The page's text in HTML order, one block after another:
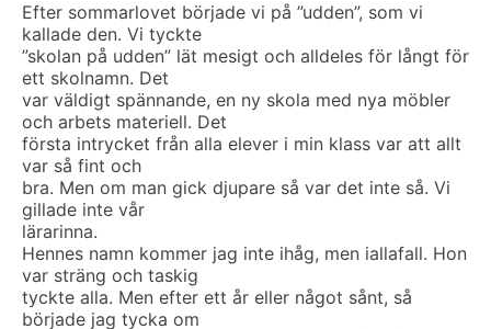
Efter sommarlovet började vi på ”udden”, som vi
kallade den. Vi tyckte
”skolan på udden” lät mesigt och alldeles för långt för
ett skolnamn. Det
var väldigt spännande, en ny skola med nya möbler
och arbets materiell. Det
första intrycket från alla elever i min klass var att allt
var så fint och
bra. Men om man gick djupare så var det inte så. Vi
gillade inte vår
lärarinna.
Hennes namn kommer jag inte ihåg, men iallafall. Hon
var sträng och taskig
tyckte alla. Men efter ett år eller något sånt, så
började jag tycka om